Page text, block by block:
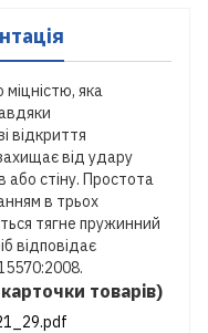
яка
відкриття
від удару
або стіну. Простота
в трьох
тягне пружинний
відповідає
товарів)